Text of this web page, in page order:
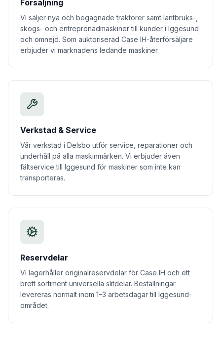
Försäljning
Vi säljer nya och begagnade traktorer samt lantbruks-,
skogs- och entreprenadmaskiner till kunder i Iggesund
och omnejd. Som auktoriserad Case IH-återförsäljare
erbjuder vi marknadens ledande maskiner.
Verkstad & Service
Vår verkstad i Delsbo utför service, reparationer och
underhåll på alla maskinmärken. Vi erbjuder även
fältservice till Iggesund för maskiner som inte kan
transporteras.
Reservdelar
Vi lagerhåller originalreservdelar för Case IH och ett
brett sortiment universella slitdelar. Beställningar
levereras normalt inom 1–3 arbetsdagar till Iggesund-
området.